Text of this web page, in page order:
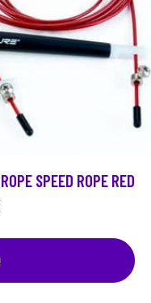
SPEED ROPE RED